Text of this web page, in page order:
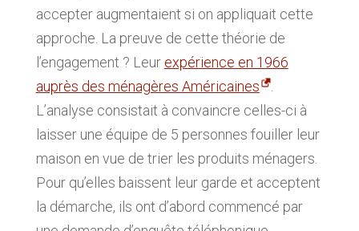
accepter augmentaient si on appliquait cette
approche. La preuve de cette théorie de
l’engagement ? Leur expérience en 1966
auprès des ménagères Américaines
.
L’analyse consistait à convaincre celles-ci à
laisser une équipe de 5 personnes fouiller leur
maison en vue de trier les produits ménagers.
Pour qu’elles baissent leur garde et acceptent
la démarche, ils ont d’abord commencé par